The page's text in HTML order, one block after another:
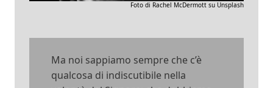
Foto di Rachel McDermott su Unsplash
Ma noi sappiamo sempre che c’è
qualcosa di indiscutibile nella